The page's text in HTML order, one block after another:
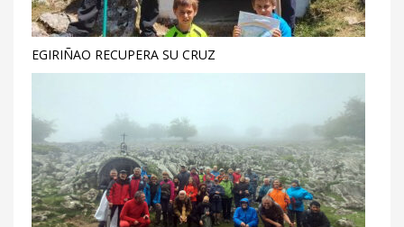
EGIRIÑAO RECUPERA SU CRUZ